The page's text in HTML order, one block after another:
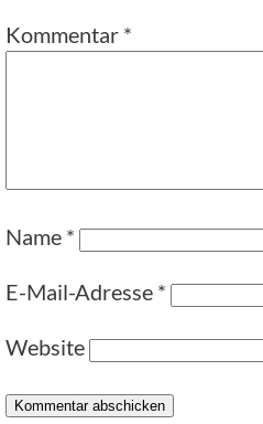
Kommentar *
Name *
E-Mail-Adresse *
Website